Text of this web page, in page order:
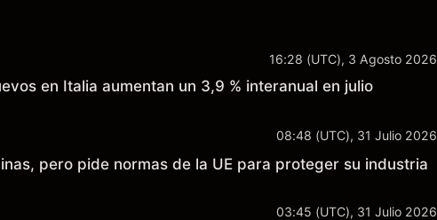
16:28 (UTC), 3 Agosto 2026
en Italia aumentan un 3,9 % interanual en julio
08:48 (UTC), 31 Julio 2026
pero pide normas de la UE para proteger su industria
03:45 (UTC), 31 Julio 2026